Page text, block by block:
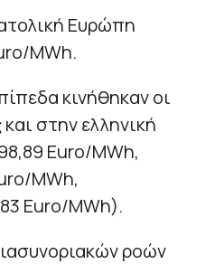
Ευρώπη
MWh.
κινήθηκαν οι
στην ελληνική
Euro/MWh,
MWh,
Euro/MWh).
ροών